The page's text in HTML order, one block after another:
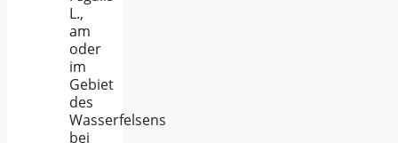
L.,
am
oder
im
Gebiet
des
Wasserfelsens
bei